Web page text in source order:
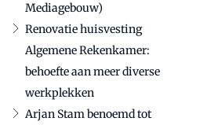
Mediagebouw)
Renovatie huisvesting
Algemene Rekenkamer:
behoefte aan meer diverse
werkplekken
Arjan Stam benoemd tot